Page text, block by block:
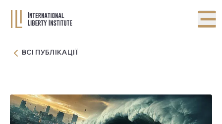
ВСІ ПУБЛІКАЦІЇ